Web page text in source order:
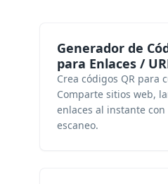
Generador de
para Enlaces /
Crea códigos QR para
Comparte sitios web,
enlaces al instante
escaneo.